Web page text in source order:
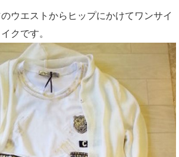
ウエストからヒップにかけてワンサイ
クです。